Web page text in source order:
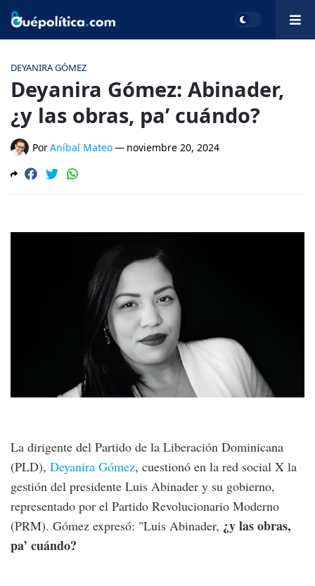
DEYANIRA GÓMEZ
Deyanira Gómez: Abinader,
¿y las obras, pa’ cuándo?
PorAníbal Mateo— noviembre 20, 2024
La dirigente del Partido de la Liberación Dominicana
(PLD), Deyanira Gómez, cuestionó en la red social X la
gestión del presidente Luis Abinader y su gobierno,
representado por el Partido Revolucionario Moderno
(PRM). Gómez expresó: "Luis Abinader, ¿y las obras,
pa’ cuándo?